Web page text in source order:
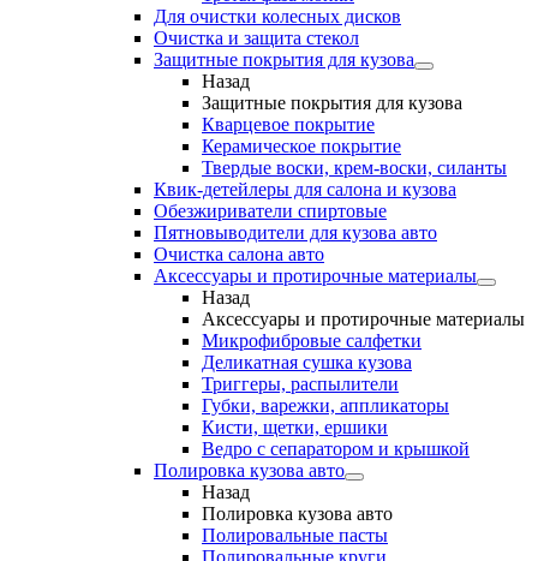
Для очистки колесных дисков
Очистка и защита стекол
Защитные покрытия для кузова
Назад
Защитные покрытия для кузова
Кварцевое покрытие
Керамическое покрытие
Твердые воски, крем-воски, силанты
Квик-детейлеры для салона и кузова
Обезжириватели спиртовые
Пятновыводители для кузова авто
Очистка салона авто
Аксессуары и протирочные материалы
Назад
Аксессуары и протирочные материалы
Микрофибровые салфетки
Деликатная сушка кузова
Триггеры, распылители
Губки, варежки, аппликаторы
Кисти, щетки, ершики
Ведро с сепаратором и крышкой
Полировка кузова авто
Назад
Полировка кузова авто
Полировальные пасты
Полировальные круги